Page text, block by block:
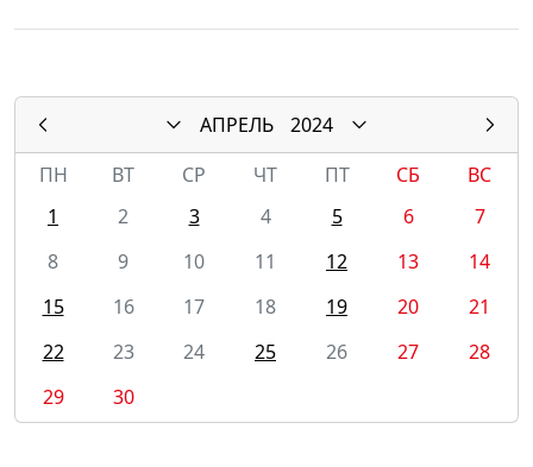
АПРЕЛЬ
2024
ПН
ВТ СР ЧТ ПТ СБ
ВС
1
2 3 4 5 6
7
8
9 10 11 12 13
14
15
16 17 18 19 20
21
22
23 24 25 26 27
28
29
30